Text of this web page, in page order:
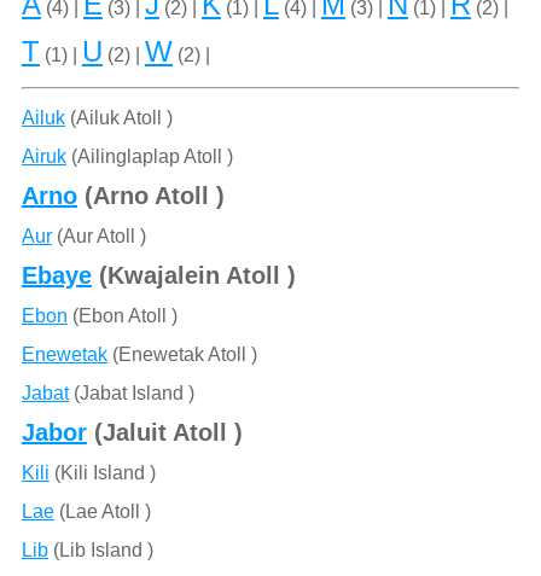
(4) | (3) | (2) | (1) | (4) | (3) | (1) | (2) |
T (1) | U (2) | W (2) |
Ailuk(Ailuk Atoll )
Airuk(Ailinglaplap Atoll )
Arno(Arno Atoll )
Aur(Aur Atoll )
Ebaye(Kwajalein Atoll )
Ebon (Ebon Atoll )
Enewetak(Enewetak Atoll )
Jabat(Jabat Island )
Jabor(Jaluit Atoll )
Kili (Kili Island )
Lae(Lae Atoll )
Lib(Lib Island )